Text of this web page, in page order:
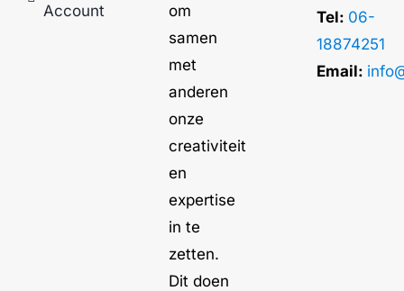
Account
om
samen
met
anderen
onze
creativiteit
en
expertise
in te
zetten.
Dit doen
Tel: 06-
18874251
Email: